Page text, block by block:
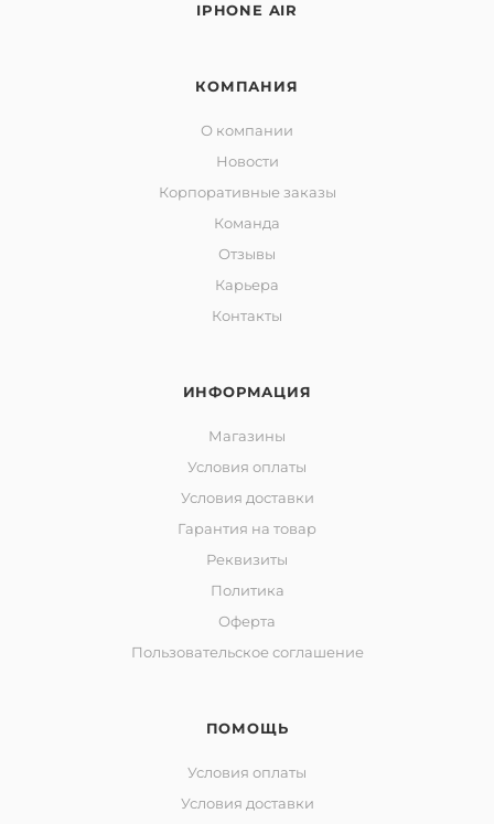
IPHONE AIR
КОМПАНИЯ
О компании
Новости
Корпоративные заказы
Команда
Отзывы
Карьера
Контакты
ИНФОРМАЦИЯ
Магазины
Условия оплаты
Условия доставки
Гарантия на товар
Реквизиты
Политика
Оферта
Пользовательское соглашение
ПОМОЩЬ
Условия оплаты
Условия доставки